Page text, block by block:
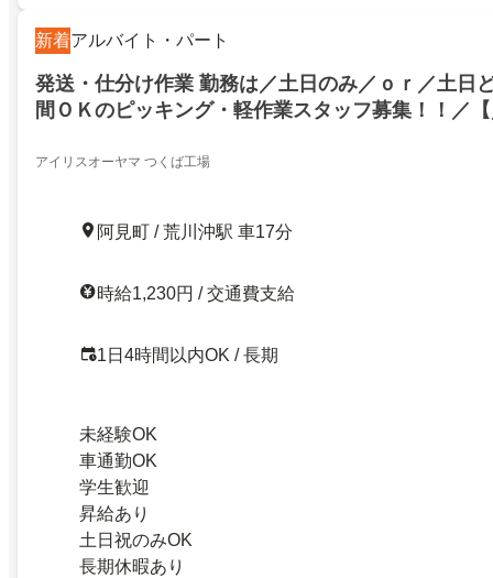
新着アルバイト・パート
発送・仕分け作業 勤務は／土日のみ／ｏｒ／土日
間ＯＫのピッキング・軽作業スタッフ募集！！／
アイリスオーヤマ つくば工場
阿見町 / 荒川沖駅 車17分
時給1,230円 / 交通費支給
1日4時間以内OK / 長期
未経験OK
車通勤OK
学生歓迎
昇給あり
土日祝のみOK
長期休暇あり